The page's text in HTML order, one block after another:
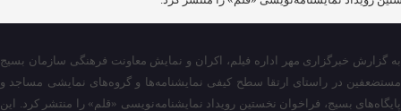
به گزارش خبرگزاری مهر اداره فیلم، اکران و نمایش معاونت فرهنگی سازمان بسیج
مستضعفین در راستای ارتقا سطح کیفی نمایشنامه‌ها و گروه‌های نمایشی مساجد و
پایگاه‌های بسیج، فراخوان نخستین رویداد نمایشنامه‌نویسی «قلم» را منتشر کرد. این